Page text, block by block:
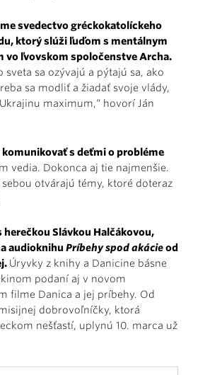
svedectvo gréckokatolíckeho
ktorý slúži ľuďom s mentálnym
vo ľvovskom spoločenstve Archa.
sveta sa ozývajú a pýtajú sa, ako
sa modliť a žiadať svoje vlády,
maximum,“ hovorí Ján
s deťmi o probléme
vedia. Dokonca aj tie najmenšie.
otvárajú témy, ktoré doteraz
herečkou Slávkou Halčákovou,
audioknihu Príbehy spod akácieod
Úryvky z knihy a Danicine básne
podaní aj v novom
filme Danica a jej príbehy. Od
dobrovoľníčky, ktorá
nešťastí, uplynú 10. marca už